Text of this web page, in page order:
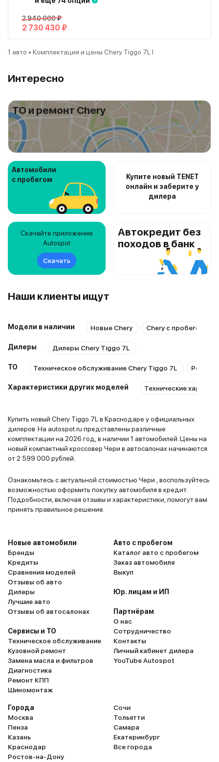
2 940 000 ₽
2 730 430 ₽
1 авто • Комплектация и цены Chery Tiggo 7L I
Интересно
ТО и ремонт Chery
Автомобили
с пробегом
Купите новый TENET
онлайн и заберите у
дилера
Скачайте приложение
Autospot
Скачать
Автокредит без
походов в банк
Наши клиенты ищут
Модели в наличии Новые Chery Chery с пробегом
Дилеры Дилеры Chery Tiggo 7L
ТО Техническое обслуживание Chery Tiggo 7L Ремонт
Характеристики других моделей Технические
Купить новый Chery Tiggo 7L в Краснодаре у официальных
дилеров. На autospot.ru представлены различные
комплектации на 2026 год, в наличии 1 автомобилей. Цены на
новый компактный кроссовер Чери в автосалонах начинаются
от 2 599 000 рублей.
Ознакомьтесь с актуальной стоимостью Чери , воспользуйтесь
возможностью оформить покупку автомобиля в кредит.
Подробности, включая отзывы и характеристики, помогут вам
принять правильное решение.
Новые автомобили
Бренды
Кредиты
Сравнения моделей
Отзывы об авто
Дилеры
Лучшие авто
Отзывы об автосалонах
Сервисы и ТО
Техническое обслуживание
Кузовной ремонт
Замена масла и фильтров
Диагностика
Ремонт КПП
Шиномонтаж
Авто с пробегом
Каталог авто с пробегом
Заказ автомобиля
Выкуп
Юр. лицам и ИП
Партнёрам
О нас
Сотрудничество
Контакты
Личный кабинет дилера
YouTube Autospot
Города
Москва
Пенза
Казань
Краснодар
Ростов-на-Дону
Сочи
Тольятти
Самара
Екатеринбург
Все города